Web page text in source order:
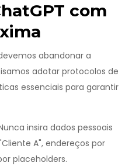
com
abandonar a
adotar protocolos de
essenciais para garantir
insira dados pessoais
A", endereços por
placeholders.